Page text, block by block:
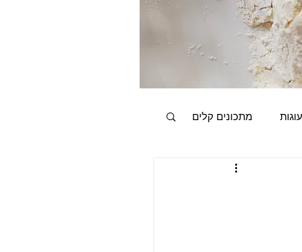
עוגות מתכונים קלים